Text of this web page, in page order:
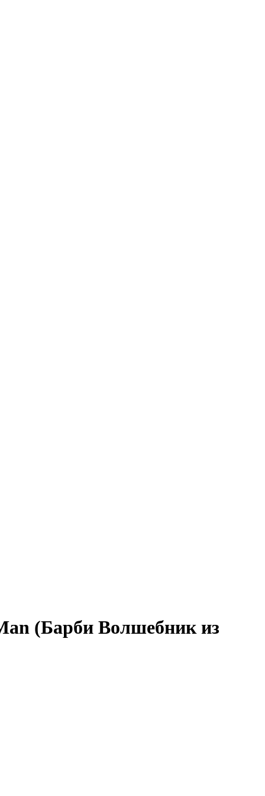
(Барби Волшебник из